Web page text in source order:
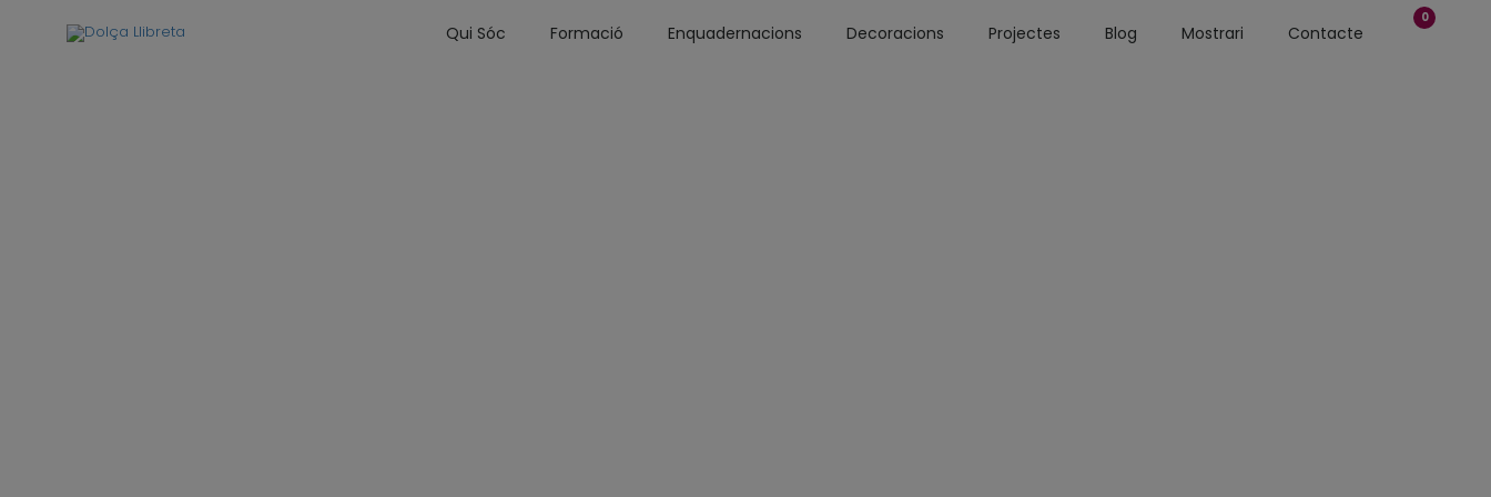
0
Qui Sóc Formació Enquadernacions Decoracions Projectes Blog Mostrari Contacte